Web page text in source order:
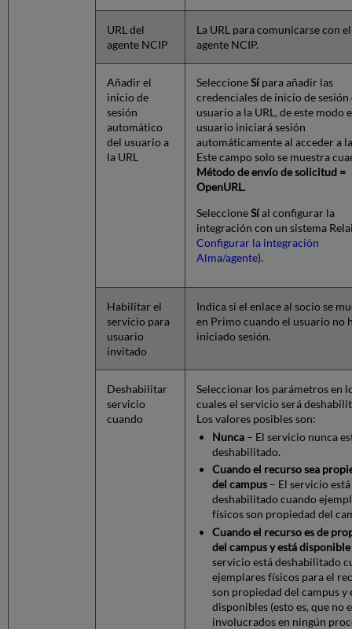
URL del
agente NCIP
La URL para comunicarse con el
agente NCIP.
Añadir el
inicio de
sesión
automático
del usuario a
la URL
SeleccioneSípara añadir las
credenciales de inicio de sesión
usuario a la URL, de este modo
usuario iniciará sesión
automáticamente al acceder a
Este campo solo se muestra
Método de envío de solicitud =
OpenURL.
SeleccioneSíal configurar la
integración con un sistema
Configurar la integración
Alma/agente).
Habilitar el
servicio para
usuario
invitado
Indica si el enlace al socio se
en Primo cuando el usuario no
iniciado sesión.
Deshabilitar
servicio
cuando
Seleccionar los parámetros en
cuales el servicio será
Los valores posibles son:
Nunca– El servicio nunca
deshabilitado.
Cuando el recurso sea
del campus– El servicio está
deshabilitado cuando
físicos son propiedad del
Cuando el recurso es de
del campus y está disponible
servicio está deshabilitado
ejemplares físicos para el
son propiedad del campus y
disponibles (esto es, que no
involucrados en ningún